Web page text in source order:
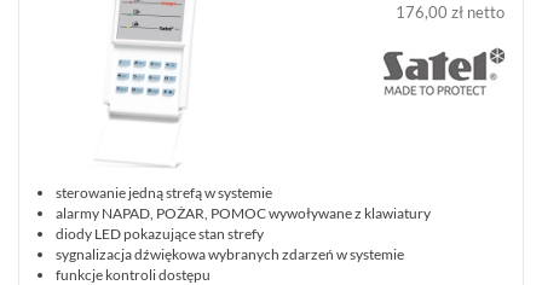
JABLOTRON
JABLOTRON
100
JA-
100
(207)
176,00 zł netto
sterowanie jedną strefą w systemie
alarmy NAPAD, POŻAR, POMOC wywoływane z klawiatury
diody LED pokazujące stan strefy
sygnalizacja dźwiękowa wybranych zdarzeń w systemie
funkcje kontroli dostępu